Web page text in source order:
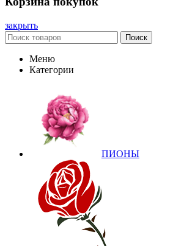
закрыть
Поиск
Меню
Категории
ПИОНЫ